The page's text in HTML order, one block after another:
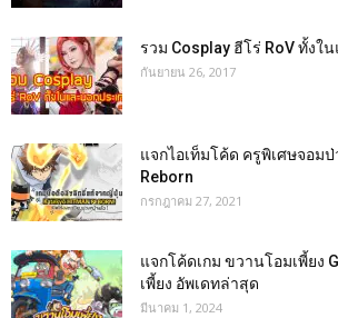
รวม Cosplay ฮีโร่ RoV ทั้งใ
กันยายน 26, 2017
แจกไอเท็มโค้ด ครูพิเศษจอม
Reborn
กรกฎาคม 27, 2021
แจกโค้ดเกม ขวานโอมเพี้ยง
เพี้ยง อัพเดทล่าสุด
มีนาคม 1, 2024